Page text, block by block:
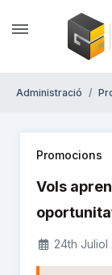
Administració
Promocions
Vols
24th Juliol